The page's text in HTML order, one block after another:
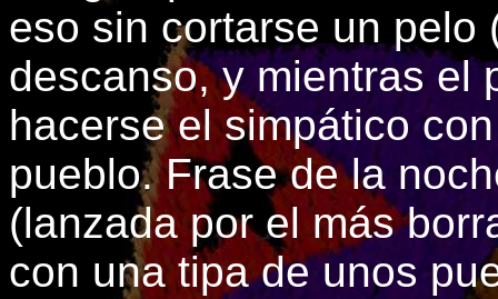
eso sin cortarse un pelo
descanso, y mientras el
hacerse el simpático
pueblo. Frase de la
(lanzada por el más
con una tipa de unos